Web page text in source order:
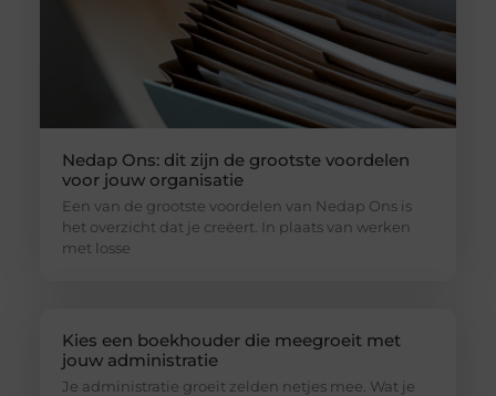
Nedap Ons: dit zijn de grootste voordelen
voor jouw organisatie
Een van de grootste voordelen van Nedap Ons is
het overzicht dat je creëert. In plaats van werken
met losse
Kies een boekhouder die meegroeit met
jouw administratie
Je administratie groeit zelden netjes mee. Wat je